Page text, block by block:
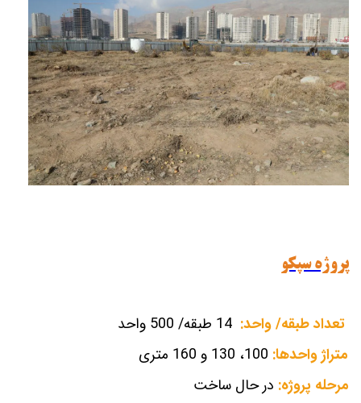
پروژه سپکو
تعداد طبقه/ واحد: 14 طبقه/ 500 واحد
متراژ واحدها: 100، 130 و 160 متری
مرحله پروژه: در حال ساخت